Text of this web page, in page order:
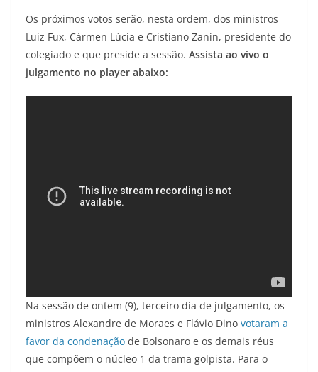
Os próximos votos serão, nesta ordem, dos ministros
Luiz Fux, Cármen Lúcia e Cristiano Zanin, presidente do
colegiado e que preside a sessão. Assista ao vivo o
julgamento no player abaixo:
Na sessão de ontem (9), terceiro dia de julgamento, os
ministros Alexandre de Moraes e Flávio Dino votaram a
favor da condenação de Bolsonaro e os demais réus
que compõem o núcleo 1 da trama golpista. Para o